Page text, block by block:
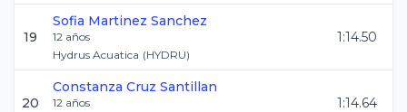
19
Sofia Martinez Sanchez
12 años
Hydrus Acuatica (HYDRU)
1:14.50
20
Constanza Cruz Santillan
12 años
1:14.64